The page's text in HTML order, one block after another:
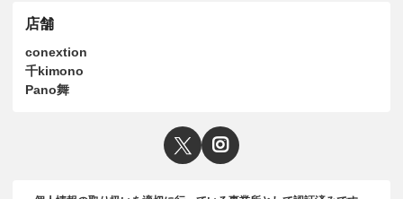
店舗
conextion
千kimono
Pano舞